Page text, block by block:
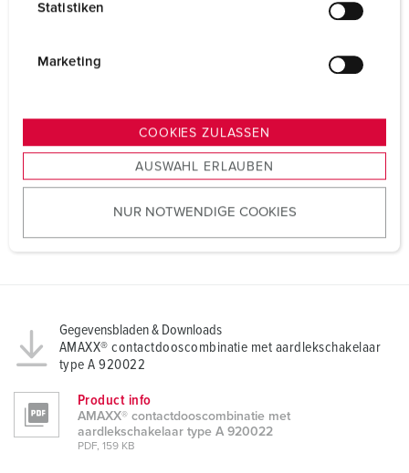
s
u
w
Statistiken
Marketing
COOKIES ZULASSEN
AUSWAHL ERLAUBEN
NUR NOTWENDIGE COOKIES
Gegevensbladen & Downloads
AMAXX® contactdooscombinatie met aardlekschakelaar
type A 920022
Product info
AMAXX® contactdooscombinatie met
aardlekschakelaar type A 920022
PDF, 159 KB